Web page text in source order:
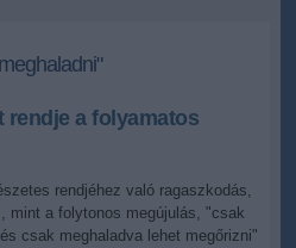
rendje a folyamatos
rendjéhez való ragaszkodás,
mint a folytonos megújulás, "csak
csak meghaladva lehet megőrizni"